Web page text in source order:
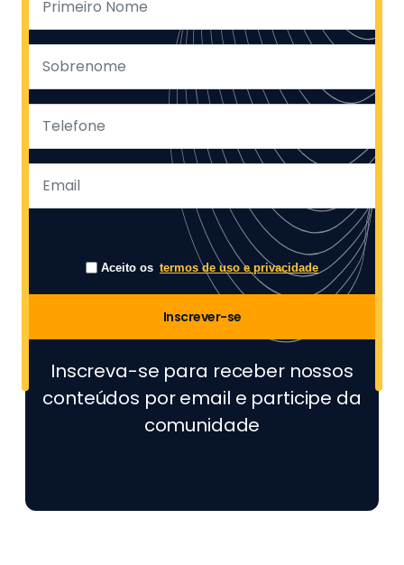
Aceito os termos de uso e privacidade
Inscrever-se
Inscreva-se para receber nossos
conteúdos por email e participe da
comunidade